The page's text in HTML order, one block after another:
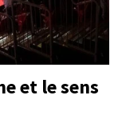
et le sens